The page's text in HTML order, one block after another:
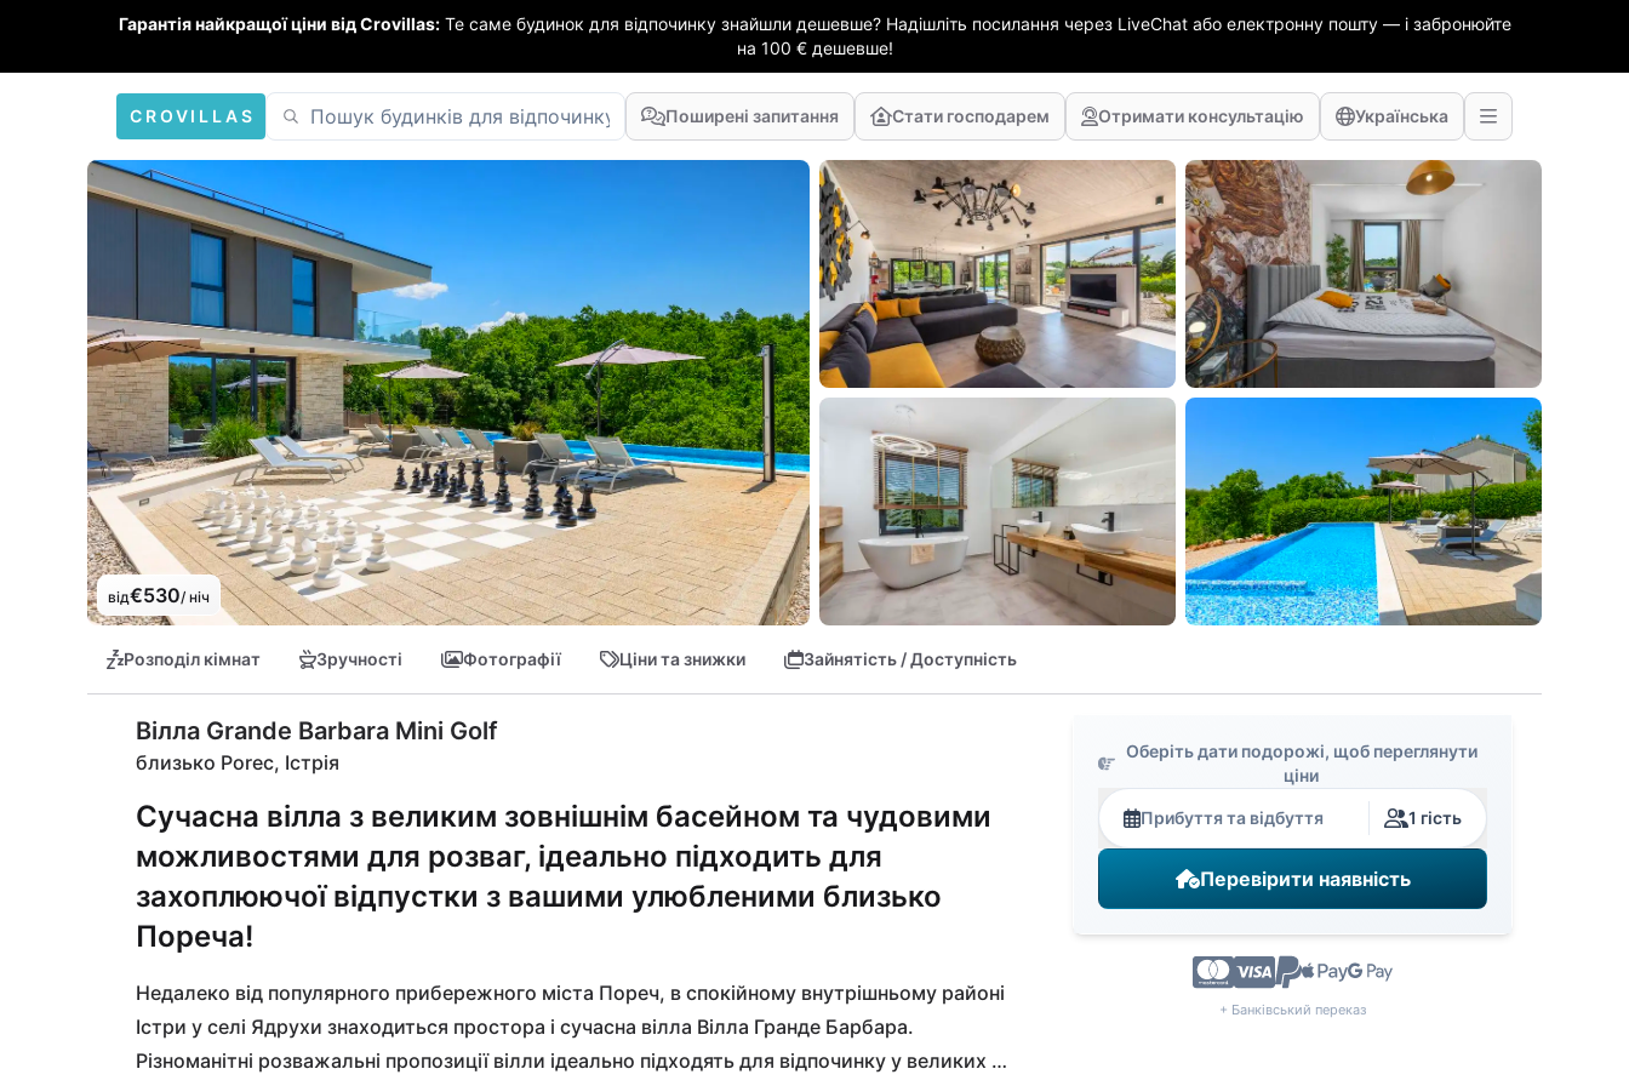
Гарантія найкращої ціни від Crovillas: Те саме будинок для відпочинку знайшли дешевше? Надішліть посилання через LiveChat або електронну пошту — і забронюйте
на 100 € дешевше!
CROVILLAS Поширені запитання Стати господарем Отримати консультацію Українська
від€530/ ніч
Розподіл кімнат Зручності Фотографії Ціни та знижки Зайнятість / Доступність
Вілла Grande Barbara Mini Golf
близько Porec, Істрія
Сучасна вілла з великим зовнішнім басейном та чудовими
можливостями для розваг, ідеально підходить для
захоплюючої відпустки з вашими улюбленими близько
Пореча!
Недалеко від популярного прибережного міста Пореч, в спокійному внутрішньому районі
Істри у селі Ядрухи знаходиться простора і сучасна вілла Вілла Гранде Барбара.
Різноманітні розважальні пропозиції вілли ідеально підходять для відпочинку у великих
Оберіть дати подорожі, щоб переглянути
ціни
Прибуття та відбуття 1 гість
Перевірити наявність
+ Банківський переказ